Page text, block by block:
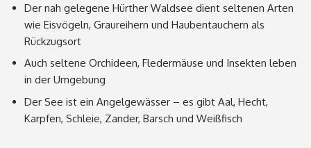
Der nah gelegene Hürther Waldsee dient seltenen Arten
wie Eisvögeln, Graureihern und Haubentauchern als
Rückzugsort
Auch seltene Orchideen, Fledermäuse und Insekten leben
in der Umgebung
Der See ist ein Angelgewässer – es gibt Aal, Hecht,
Karpfen, Schleie, Zander, Barsch und Weißfisch